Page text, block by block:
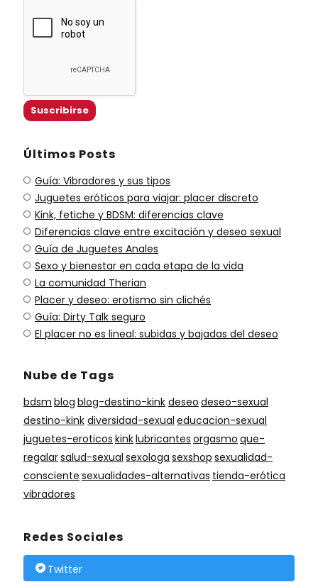
Últimos Posts
Guía: Vibradores y sus tipos
Juguetes eróticos para viajar: placer discreto
Kink, fetiche y BDSM: diferencias clave
Diferencias clave entre excitación y deseo sexual
Guía de Juguetes Anales
Sexo y bienestar en cada etapa de la vida
La comunidad Therian
Placer y deseo: erotismo sin clichés
Guía: Dirty Talk seguro
El placer no es lineal: subidas y bajadas del deseo
Nube de Tags
bdsm blog blog-destino-kink deseo deseo-sexual
destino-kink diversidad-sexual educacion-sexual
juguetes-eroticos kinklubricantes orgasmo que-
regalarsalud-sexual sexologa sexshop sexualidad-
consciente sexualidades-alternativas tienda-erótica
vibradores
Redes Sociales
Twitter